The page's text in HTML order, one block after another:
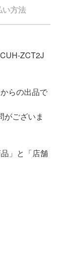
い方法
ZCT2J
らの出品で
がございま
」と「店舗